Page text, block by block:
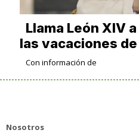
Llama León XIV
las vacaciones
Con información de
Nosotros